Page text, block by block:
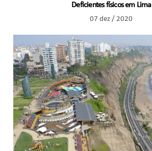
Deficientes físicos em Lima
07 dez / 2020